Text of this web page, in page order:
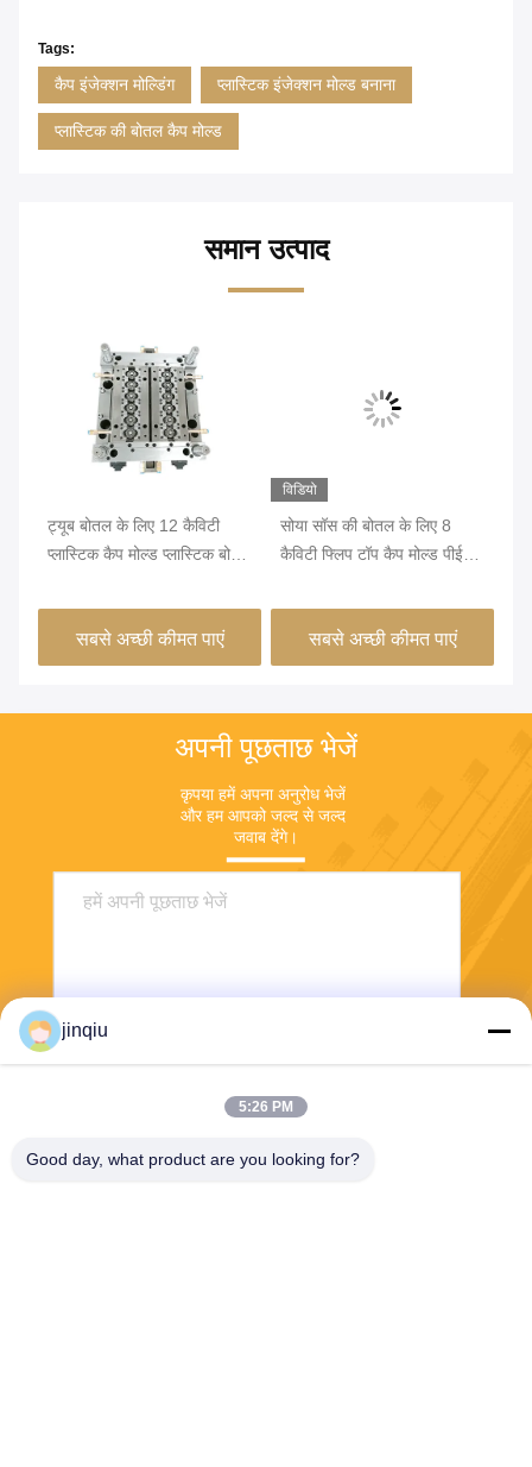
Tags:
कैप इंजेक्शन मोल्डिंग प्लास्टिक इंजेक्शन मोल्ड बनाना
प्लास्टिक की बोतल कैप मोल्ड
समान उत्पाद
ट्यूब बोतल के लिए 12 कैविटी
प्लास्टिक कैप मोल्ड प्लास्टिक बोतल
सबसे अच्छी कीमत पाएं
विडियो
सोया सॉस की बोतल के लिए 8
कैविटी फ्लिप टॉप कैप मोल्ड पीई
सबसे अच्छी कीमत पाएं
अपनी पूछताछ भेजें
कृपया हमें अपना अनुरोध भेजें
और हम आपको जल्द से जल्द
जवाब देंगे।
jinqiu
5:26 PM
Good day, what product are you looking for?